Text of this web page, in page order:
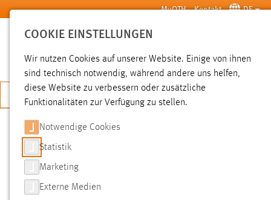
Zum Hauptinhalt springen MyOTH Kontakt DE
SUCHE
JETZT BEWERBEN
SUCHE
FILTER
COOKIE EINSTELLUNGEN
Wir nutzen Cookies auf unserer Website. Einige von ihnen
sind technisch notwendig, während andere uns helfen,
diese Website zu verbessern oder zusätzliche
Funktionalitäten zur Verfügung zu stellen.
Notwendige Cookies
Statistik
Marketing
Externe Medien